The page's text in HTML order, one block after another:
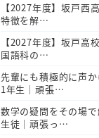
【2027年度】坂戸西
特徴を解…
【2027年度】坂戸高
国語科の…
先輩にも積極的に声
1年生｜頑張…
数学の疑問をその場
生徒｜頑張っ…